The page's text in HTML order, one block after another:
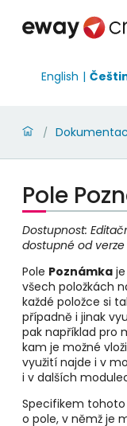
English
/
Pole
Dostupnost:
dostupné od verze
Pole Poznámka
všech položkách
každé položce si
případně i jinak
pak například pro
kam je možné
využití najde i v
i v dalších
Specifikem tohoto
o pole, v němž je